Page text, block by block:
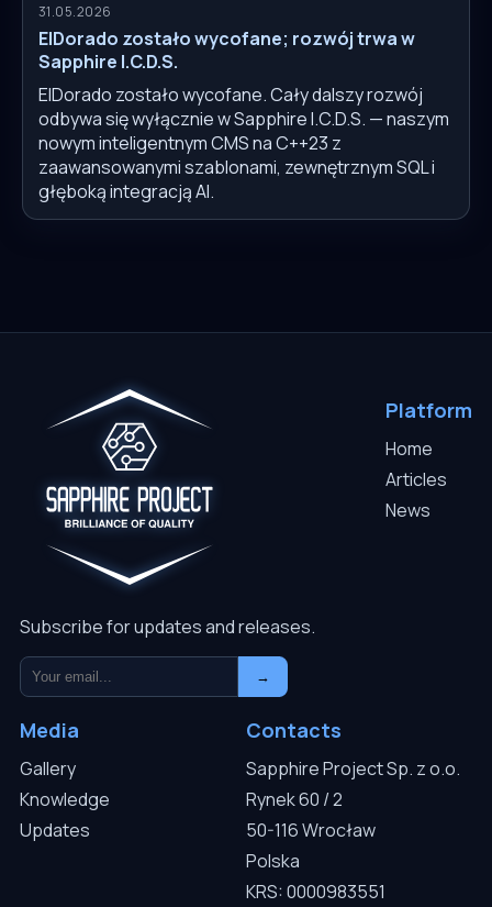
31.05.2026
ElDorado zostało wycofane; rozwój trwa w
Sapphire I.C.D.S.
ElDorado zostało wycofane. Cały dalszy rozwój
odbywa się wyłącznie w Sapphire I.C.D.S. — naszym
nowym inteligentnym CMS na C++23 z
zaawansowanymi szablonami, zewnętrznym SQL i
głęboką integracją AI.
Subscribe for updates and releases.
→
Platform
Home
Articles
News
Media
Gallery
Knowledge
Updates
Contacts
Sapphire Project Sp. z o.o.
Rynek 60 / 2
50-116 Wrocław
Polska
KRS: 0000983551